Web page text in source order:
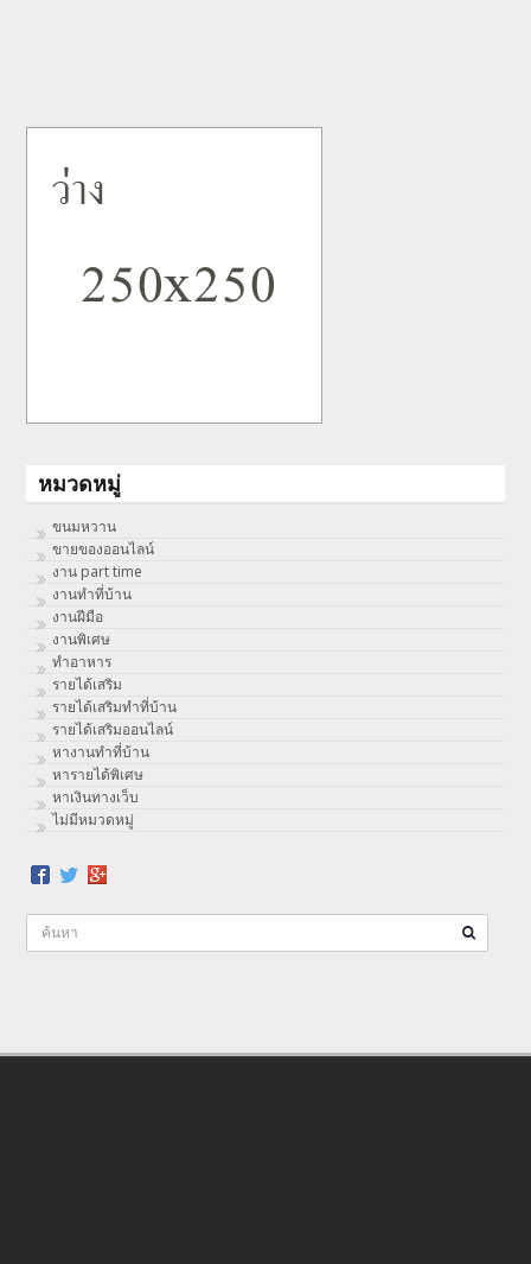
หมวดหมู่
ขนมหวาน
ขายของออนไลน์
งาน part time
งานทําที่บ้าน
งานฝีมือ
งานพิเศษ
ทําอาหาร
รายได้เสริม
รายได้เสริมทำที่บ้าน
รายได้เสริมออนไลน์
หางานทำที่บ้าน
หารายได้พิเศษ
หาเงินทางเว็บ
ไม่มีหมวดหมู่